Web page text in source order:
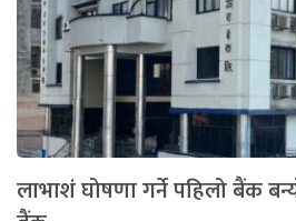
लाभाशं घोषणा गर्ने पहिलो बैंक